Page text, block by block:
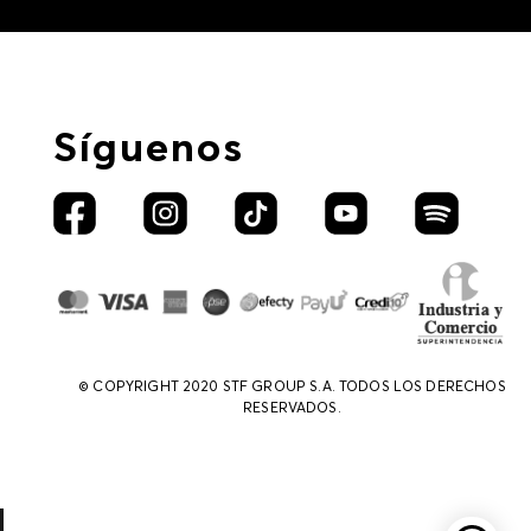
Síguenos
© COPYRIGHT 2020 STF GROUP S.A. TODOS LOS DERECHOS
RESERVADOS.